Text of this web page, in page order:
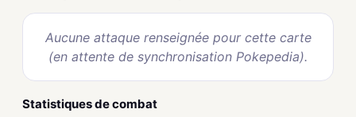
Aucune attaque renseignée pour cette carte
(en attente de synchronisation Pokepedia).
Statistiques de combat